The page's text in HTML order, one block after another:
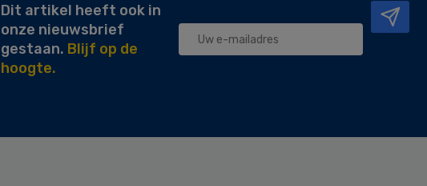
Dit artikel heeft ook in
onze nieuwsbrief
gestaan. Blijf op de
hoogte.